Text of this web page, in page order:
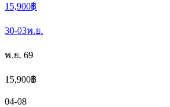
15,900฿
30-03พ.ย.
พ.ย. 69
15,900฿
04-08